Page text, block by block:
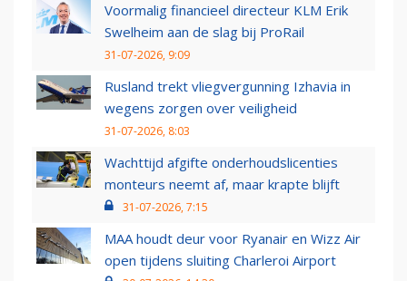
Voormalig financieel directeur KLM Erik
Swelheim aan de slag bij ProRail
31-07-2026, 9:09
Rusland trekt vliegvergunning Izhavia in
wegens zorgen over veiligheid
31-07-2026, 8:03
Wachttijd afgifte onderhoudslicenties
monteurs neemt af, maar krapte blijft
31-07-2026, 7:15
MAA houdt deur voor Ryanair en Wizz Air
open tijdens sluiting Charleroi Airport